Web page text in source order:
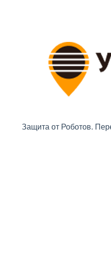
Защита от Роботов.